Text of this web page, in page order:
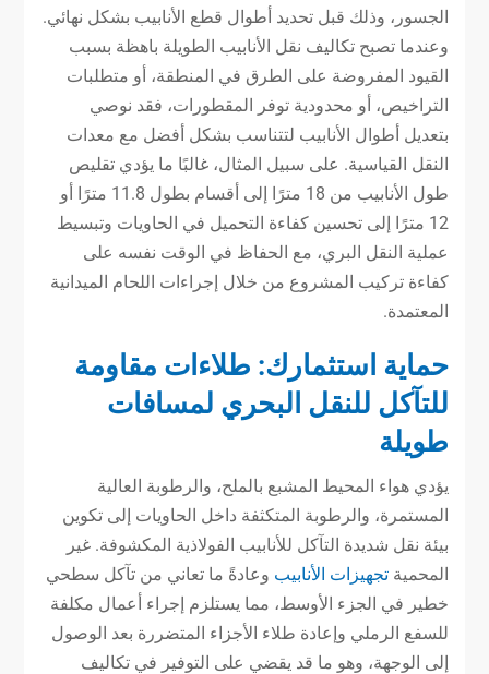
الجسور، وذلك قبل تحديد أطوال قطع الأنابيب بشكل نهائي.
وعندما تصبح تكاليف نقل الأنابيب الطويلة باهظة بسبب
القيود المفروضة على الطرق في المنطقة، أو متطلبات
التراخيص، أو محدودية توفر المقطورات، فقد نوصي
بتعديل أطوال الأنابيب لتتناسب بشكل أفضل مع معدات
النقل القياسية. على سبيل المثال، غالبًا ما يؤدي تقليص
طول الأنابيب من 18 مترًا إلى أقسام بطول 11.8 مترًا أو
12 مترًا إلى تحسين كفاءة التحميل في الحاويات وتبسيط
عملية النقل البري، مع الحفاظ في الوقت نفسه على
كفاءة تركيب المشروع من خلال إجراءات اللحام الميدانية
المعتمدة.
حماية استثمارك: طلاءات مقاومة
للتآكل للنقل البحري لمسافات
طويلة
يؤدي هواء المحيط المشبع بالملح، والرطوبة العالية
المستمرة، والرطوبة المتكثفة داخل الحاويات إلى تكوين
بيئة نقل شديدة التآكل للأنابيب الفولاذية المكشوفة. غير
المحميةتجهيزات الأنابيب وعادةً ما تعاني من تآكل سطحي
خطير في الجزء الأوسط، مما يستلزم إجراء أعمال مكلفة
للسفع الرملي وإعادة طلاء الأجزاء المتضررة بعد الوصول
إلى الوجهة، وهو ما قد يقضي على التوفير في تكاليف